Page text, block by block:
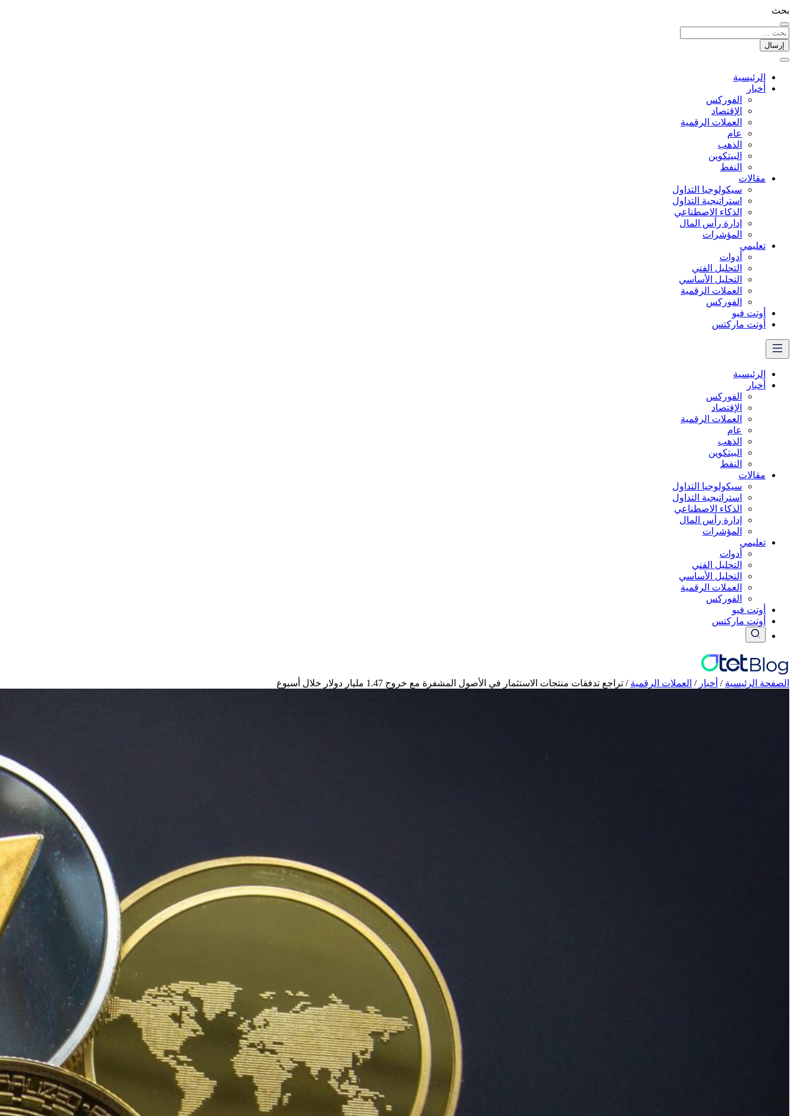
بحث
إرسال
الرئيسية
أخبار
الفوركس
الإقتصاد
العملات الرقمیة
عام
الذهب
البيتكوين
النفط
مقالات
سيكولوجيا التداول
استراتيجية التداول
الذكاء الاصطناعي
إدارة رأس المال
المؤشرات
تعليمي
أدوات
التحليل الفني
التحليل الأساسي
العملات الرقمية
الفوركس
أوتت فيو
أوتت ماركتس
الرئيسية
أخبار
الفوركس
الإقتصاد
العملات الرقمیة
عام
الذهب
البيتكوين
النفط
مقالات
سيكولوجيا التداول
استراتيجية التداول
الذكاء الاصطناعي
إدارة رأس المال
المؤشرات
تعليمي
أدوات
التحليل الفني
التحليل الأساسي
العملات الرقمية
الفوركس
أوتت فيو
أوتت ماركتس
الصفحة الرئيسية / أخبار / العملات الرقمیة / تراجع تدفقات منتجات الاستثمار في الأصول المشفرة مع خروج 1.47 مليار دولار خلال أسبوع